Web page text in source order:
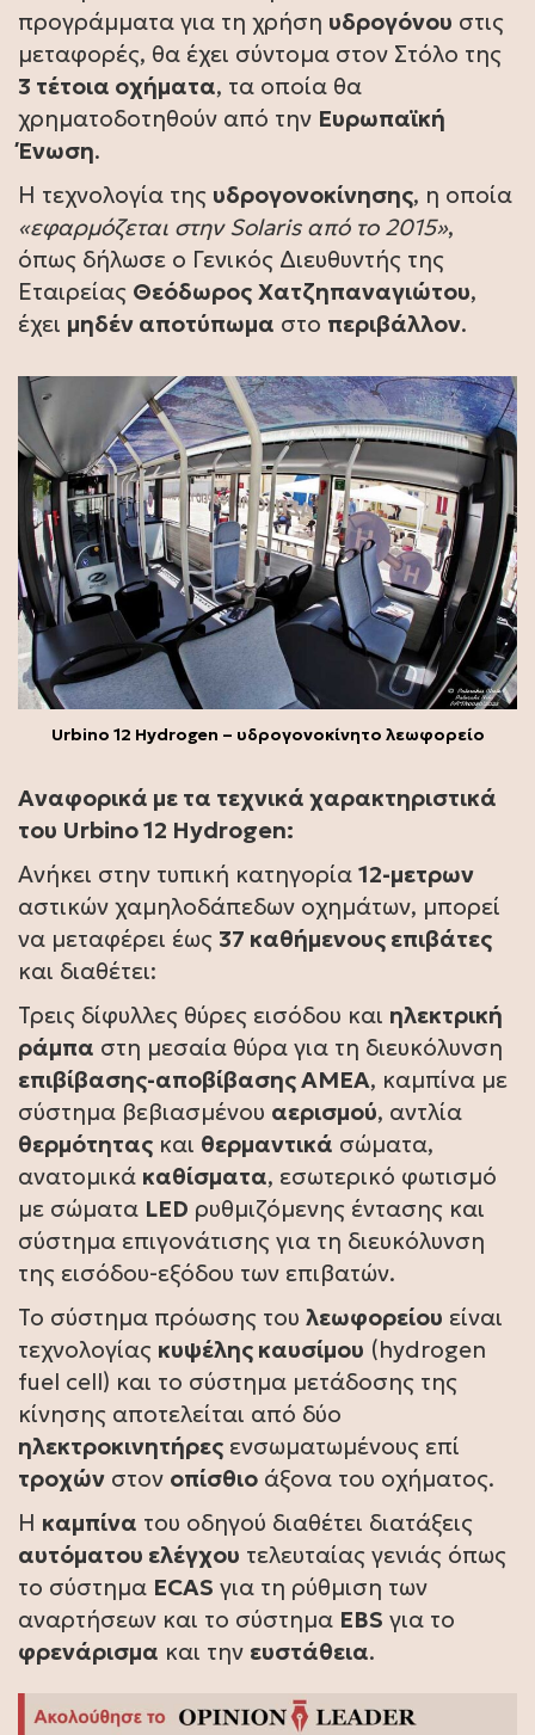
προγράμματα για τη χρήση υδρογόνου στις
μεταφορές, θα έχει σύντομα στον Στόλο της
3 τέτοια οχήματα, τα οποία θα
χρηματοδοτηθούν από την Ευρωπαϊκή
Ένωση.
Η τεχνολογία της υδρογονοκίνησης, η οποία
«εφαρμόζεται στην Solaris από το 2015»,
όπως δήλωσε ο Γενικός Διευθυντής της
Εταιρείας Θεόδωρος Χατζηπαναγιώτου,
έχει μηδέν αποτύπωμα στο περιβάλλον.
Urbino 12 Hydrogen – υδρογονοκίνητο λεωφορείο
Αναφορικά με τα τεχνικά χαρακτηριστικά
του Urbino 12 Hydrogen:
Ανήκει στην τυπική κατηγορία 12-μετρων
αστικών χαμηλοδάπεδων οχημάτων, μπορεί
να μεταφέρει έως 37 καθήμενους επιβάτες
και διαθέτει:
Τρεις δίφυλλες θύρες εισόδου και ηλεκτρική
ράμπα στη μεσαία θύρα για τη διευκόλυνση
επιβίβασης-αποβίβασης ΑΜΕΑ, καμπίνα με
σύστημα βεβιασμένου αερισμού, αντλία
θερμότητας και θερμαντικά σώματα,
ανατομικά καθίσματα, εσωτερικό φωτισμό
με σώματα LED ρυθμιζόμενης έντασης και
σύστημα επιγονάτισης για τη διευκόλυνση
της εισόδου-εξόδου των επιβατών.
Το σύστημα πρόωσης του λεωφορείου είναι
τεχνολογίας κυψέλης καυσίμου (hydrogen
fuel cell) και το σύστημα μετάδοσης της
κίνησης αποτελείται από δύο
ηλεκτροκινητήρες ενσωματωμένους επί
τροχών στον οπίσθιο άξονα του οχήματος.
Η καμπίνα του οδηγού διαθέτει διατάξεις
αυτόματου ελέγχου τελευταίας γενιάς όπως
το σύστημα ECAS για τη ρύθμιση των
αναρτήσεων και το σύστημα EBS για το
φρενάρισμα και την ευστάθεια.